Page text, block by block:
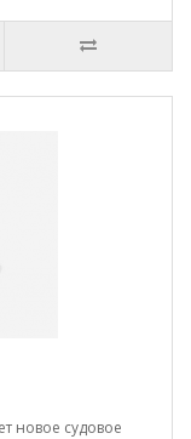
новое судовое